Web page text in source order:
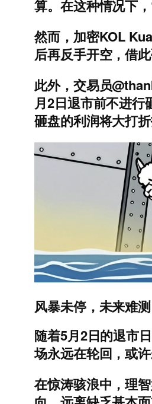
算。在这种情况下
然而，加密KOL
后再反手开空，借
此外，交易员
月2日退市前不进
砸盘的利润将大打折
风暴未停，未来难测
随着5月2日的退市
场永远在轮回，或
在惊涛骇浪中，理